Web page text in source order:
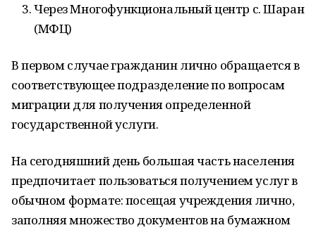
Через Многофункциональный центр с. Шаран
(МФЦ)
В первом случае гражданин лично обращается в
соответствующее подразделение по вопросам
миграции для получения определенной
государственной услуги.
На сегодняшний день большая часть населения
предпочитает пользоваться получением услуг в
обычном формате: посещая учреждения лично,
заполняя множество документов на бумажном